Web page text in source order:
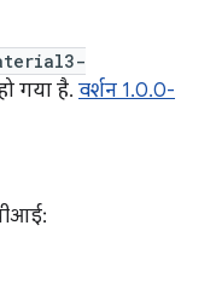
गया है. वर्शन 1.0.0-